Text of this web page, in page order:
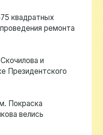
квадратных
ремонта
и
Президентского
Покраска
велись